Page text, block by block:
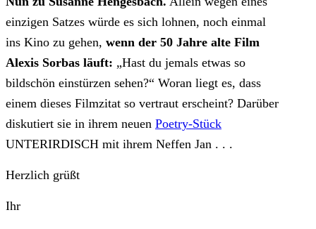
einzigen Satzes würde es sich lohnen, noch einmal
ins Kino zu gehen, wenn der 50 Jahre alte Film
Alexis Sorbas läuft: „Hast du jemals etwas so
bildschön einstürzen sehen?“ Woran liegt es, dass
einem dieses Filmzitat so vertraut erscheint? Darüber
diskutiert sie in ihrem neuen Poetry-Stück
UNTERIRDISCH mit ihrem Neffen Jan . . .
Herzlich grüßt
Ihr